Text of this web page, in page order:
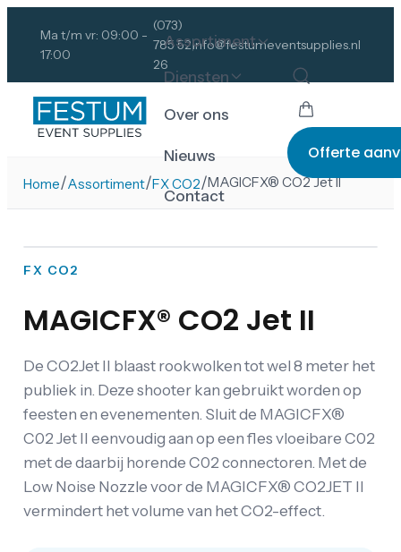
Ma t/m vr: 09:00 -
17:00
(073)
785 52
26
info@festumeventsupplies.nl
Assortiment
Diensten
Over ons
Nieuws
Contact
Offerte
Home/Assortiment/FX CO2/MAGICFX® CO2 Jet II
FX CO2
MAGICFX® CO2 Jet II
De CO2Jet II blaast rookwolken tot wel 8 meter het
publiek in. Deze shooter kan gebruikt worden op
feesten en evenementen. Sluit de MAGICFX®
C02 Jet II eenvoudig aan op een fles vloeibare C02
met de daarbij horende C02 connectoren. Met de
Low Noise Nozzle voor de MAGICFX® CO2JET II
vermindert het volume van het CO2-effect.